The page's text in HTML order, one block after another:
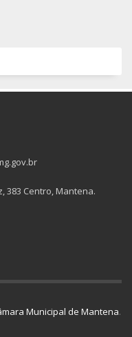
383 Centro, Mantena.
Municipal de Mantena.